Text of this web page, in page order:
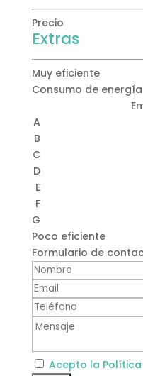
Precio
Extras
Muy eficiente
Consumo de energía
A
B
C
D
E
F
G
Poco eficiente
Formulario de
Acepto la